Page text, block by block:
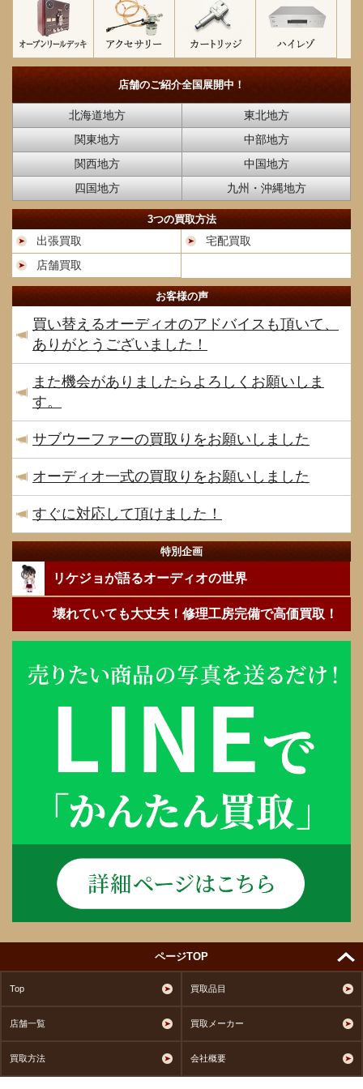
店舗のご紹介全国展開中！
北海道地方
東北地方
関東地方
中部地方
関西地方
中国地方
四国地方
九州・沖縄地方
3つの買取方法
出張買取
宅配買取
店舗買取
お客様の声
買い替えるオーディオのアドバイスも頂いて、
ありがとうございました！
また機会がありましたらよろしくお願いしま
す。
サブウーファーの買取りをお願いしました
オーディオ一式の買取りをお願いしました
すぐに対応して頂けました！
特別企画
リケジョが語るオーディオの世界
壊れていても大丈夫！修理工房完備で高価買取！
ページTOP
Top 買取品目
店舗一覧 買取メーカー
買取方法 会社概要